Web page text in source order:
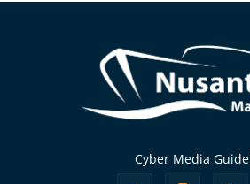
Cyber Media